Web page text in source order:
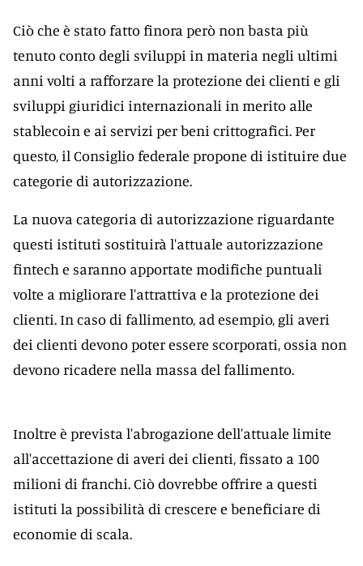
Ciò che è stato fatto finora però non basta più
tenuto conto degli sviluppi in materia negli ultimi
anni volti a rafforzare la protezione dei clienti e gli
sviluppi giuridici internazionali in merito alle
stablecoin e ai servizi per beni crittografici. Per
questo, il Consiglio federale propone di istituire due
categorie di autorizzazione.
La nuova categoria di autorizzazione riguardante
questi istituti sostituirà l'attuale autorizzazione
fintech e saranno apportate modifiche puntuali
volte a migliorare l'attrattiva e la protezione dei
clienti. In caso di fallimento, ad esempio, gli averi
dei clienti devono poter essere scorporati, ossia non
devono ricadere nella massa del fallimento.
Inoltre è prevista l'abrogazione dell'attuale limite
all'accettazione di averi dei clienti, fissato a 100
milioni di franchi. Ciò dovrebbe offrire a questi
istituti la possibilità di crescere e beneficiare di
economie di scala.